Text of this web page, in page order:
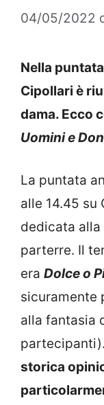
04/05/2022
Nella
Cipollari è
dama. Ecco
Uomini e
La puntata
alle 14.45 su
dedicata alla
parterre. Il
era Dolce o
sicuramente
alla fantasia
storica